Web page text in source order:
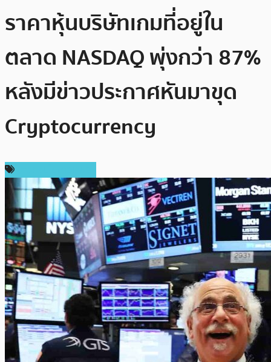
ราคาหุ้นบริษัทเกมที่อยู่ใน
ตลาด NASDAQ พุ่งกว่า 87%
หลังมีข่าวประกาศหันมาขุด
Cryptocurrency